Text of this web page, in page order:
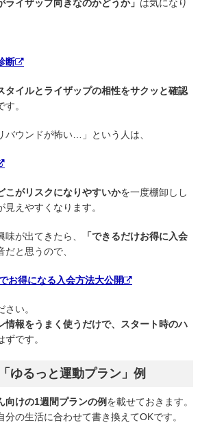
ライザップ向きなのかどうか」 は気になり
断
タイルとライザップの相性をサクッと確認
。
バウンドが怖い…」という人は、
こがリスクになりやすいかを一度棚卸しし
えやすくなります。
が出てきたら、
「できるだけお得に入会
だと思うので、
お得になる入会方法大公開
い。
情報をうまく使うだけで、スタート時のハ
ずです。
ゆるっと運動プラン」例
向けの1週間プランの例を載せておきます。
の生活に合わせて書き換えてOKです。